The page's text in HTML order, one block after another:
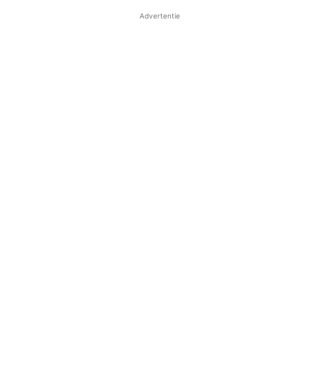
Advertentie